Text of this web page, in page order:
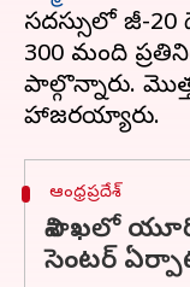
సదస్సులో జీ-
300 మంది
పాల్గొన్నారు.
ఆంధ్రప్రదేశ్
విశాఖలో
సెంటర్